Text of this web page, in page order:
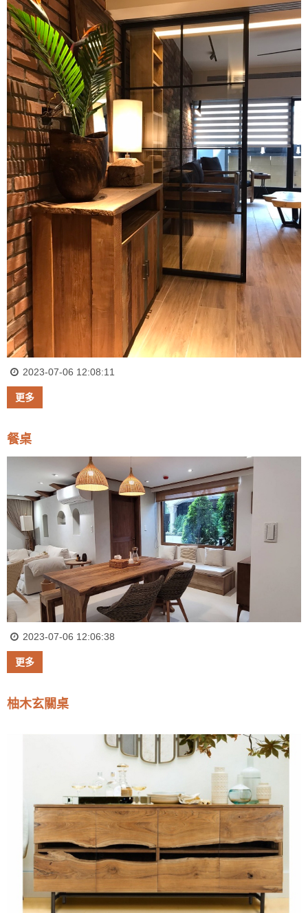
2023-07-06 12:08:11
更多
餐桌
2023-07-06 12:06:38
更多
柚木玄關桌